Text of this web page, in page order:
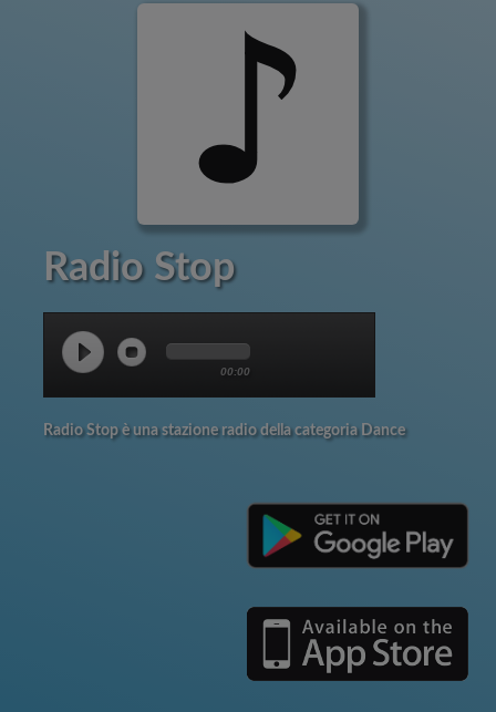
Radio Stop
00:00
Radio Stop è una stazione radio della categoria Dance